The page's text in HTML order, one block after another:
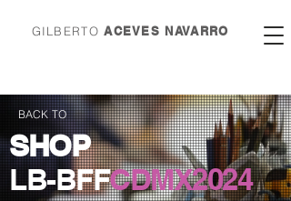
GILBERTOACEVES NAVARRO
BACK TO
SHOP
LB-BFFCDMX2024